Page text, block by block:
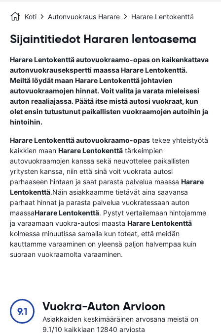
Koti Autonvuokraus Harare Harare Lentokenttä
Sijaintitiedot Hararen lentoasema
Harare Lentokenttäautovuokraamo-opason kaikenkattava
autonvuokrausekspertti maassaHarare Lentokenttä.
Meiltä löydät maan Harare Lentokenttäjohtavien
autovuokraamojen hinnat. Voit valita ja varata mieleisesi
auton reaaliajassa. Päätä itse mistä autosi vuokraat, kun
olet ensin tutustunut paikallisten vuokraamojen autoihin ja
hintoihin.
Harare Lentokenttäautovuokraamo-opas tekee yhteistyötä
kaikkien maan Harare Lentokenttä tärkeimpien
autovuokraamojen kanssa sekä neuvottelee paikallisten
yritysten kanssa, niin että sinä voit vuokrata autosi
parhaaseen hintaan ja saat parasta palvelua maassa Harare
Lentokenttä.Näin asiakkaamme tietävät aina saavansa
parhaat hinnat ja parasta palvelua vuokratessaan auton
maassaHarare Lentokenttä. Pystyt vertailemaan hintojamme
ja varaamaan vuokra-autosi maasta Harare Lentokenttä
kolmessa minuutissa samalla kun toteat, että meidän
kauttamme varaaminen on yleensä paljon halvempaa kuin
suoraan vuokraamolta varaaminen.
9.1 Vuokra-Auton Arvioon
Asiakkaiden keskimääräinen arvosana meistä on
9.1/10 kaikkiaan 12840 arviosta